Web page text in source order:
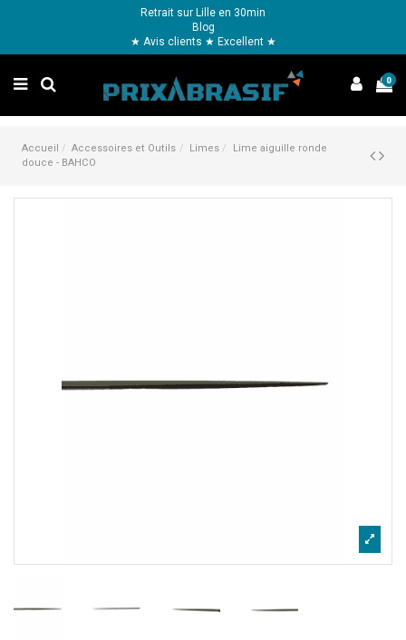
Retrait sur Lille en 30min
Blog
★ Avis clients ★ Excellent ★
0
Accueil Accessoires et Outils Limes
Lime aiguille ronde
douce - BAHCO